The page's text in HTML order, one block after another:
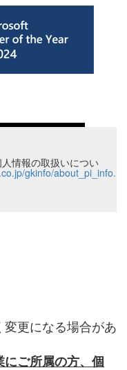
情報の取扱いについ
gkinfo/about_pi_info.
更になる場合があ
ご所属の方、個